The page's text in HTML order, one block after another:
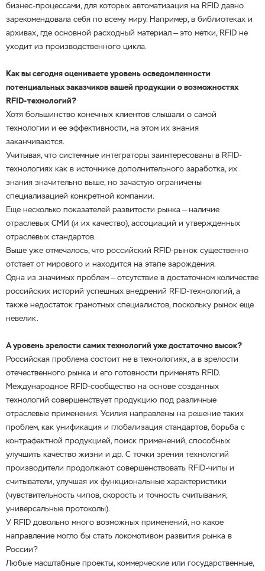
бизнес-процессами, для которых автоматизация на RFID давно
зарекомендовала себя по всему миру. Например, в библиотеках и
архивах, где основной расходный материал — это метки, RFID не
уходит из производственного цикла.
Как вы сегодня оцениваете уровень осведомленности
потенциальных заказчиков вашей продукции о возможностях
RFID-технологий?
Хотя большинство конечных клиентов слышали о самой
технологии и ее эффективности, на этом их знания
заканчиваются.
Учитывая, что системные интеграторы заинтересованы в RFID-
технологиях как в источнике дополнительного заработка, их
знания значительно выше, но зачастую ограничены
специализацией конкретной компании.
Еще несколько показателей развитости рынка — наличие
отраслевых СМИ (и их качество), ассоциаций и утвержденных
отраслевых стандартов.
Выше уже отмечалось, что российский RFID-рынок существенно
отстает от мирового и находится на этапе зарождения.
Одна из значимых проблем — отсутствие в достаточном количестве
российских историй успешных внедрений RFID-технологий, а
также недостаток грамотных специалистов, поскольку рынок еще
невелик.
А уровень зрелости самих технологий уже достаточно высок?
Российская проблема состоит не в технологиях, а в зрелости
отечественного рынка и его готовности применять RFID.
Международное RFID-сообщество на основе созданных
технологий совершенствует продукцию под различные
отраслевые применения. Усилия направлены на решение таких
проблем, как унификация и глобализация стандартов, борьба с
контрафактной продукцией, поиск применений, способных
улучшить качество жизни и др. С точки зрения технологий
производители продолжают совершенствовать RFID-чипы и
считыватели, улучшая их функциональные характеристики
(чувствительность чипов, скорость и точность считывания,
универсальные протоколы).
У RFID довольно много возможных применений, но какое
направление могло бы стать локомотивом развития рынка в
России?
Любые масштабные проекты, коммерческие или государственные,